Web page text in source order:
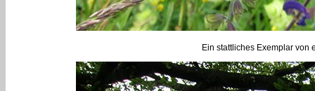
Ein stattliches Exemplar von